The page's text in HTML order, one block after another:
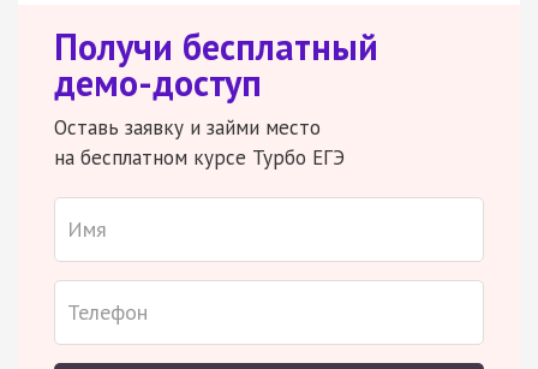
Получи бесплатный
демо-доступ
Оставь заявку и займи место
на бесплатном курсе Турбо ЕГЭ